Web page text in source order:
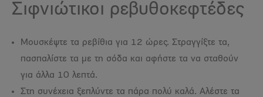
Σιφνιώτικοι ρεβυθοκεφτέδες
Μουσκέψτε τα ρεβίθια για 12 ώρες. Στραγγίξτε τα,
πασπαλίστε τα με τη σόδα και αφήστε τα να σταθούν
για άλλα 10 λεπτά.
Στη συνέχεια ξεπλύντε τα πάρα πολύ καλά. Αλέστε τα